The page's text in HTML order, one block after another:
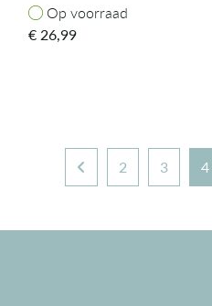
Op voorraad
Op voorraad
€26,99
2 3 4